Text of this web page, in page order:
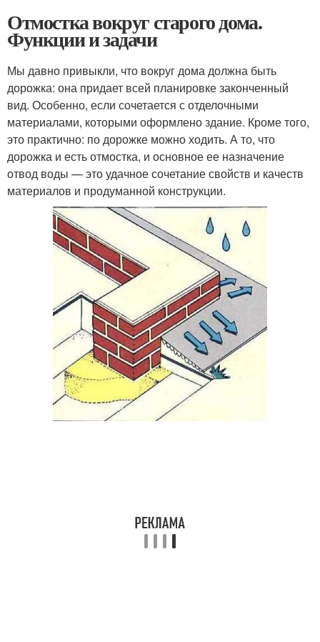
Отмостка вокруг старого дома.
Функции и задачи
Мы давно привыкли, что вокруг дома должна быть
дорожка: она придает всей планировке законченный
вид. Особенно, если сочетается с отделочными
материалами, которыми оформлено здание. Кроме того,
это практично: по дорожке можно ходить. А то, что
дорожка и есть отмостка, и основное ее назначение
отвод воды — это удачное сочетание свойств и качеств
материалов и продуманной конструкции.